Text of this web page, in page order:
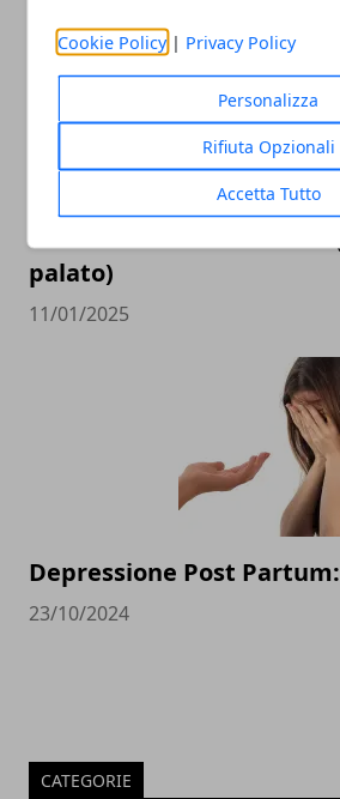
Cookie Policy | Privacy Policy
Personalizza
Rifiuta Opzionali
Accetta Tutto
Carote: perché
trasformare la tua salute
palato)
11/01/2025
Depressione Post
23/10/2024
CATEGORIE